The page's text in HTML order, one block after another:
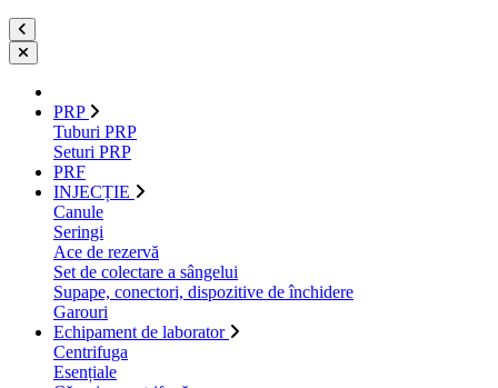
PRP
Tuburi PRP
Seturi PRP
PRF
INJECȚIE
Canule
Seringi
Ace de rezervă
Set de colectare a sângelui
Supape, conectori, dispozitive de închidere
Garouri
Echipament de laborator
Centrifuga
Esențiale